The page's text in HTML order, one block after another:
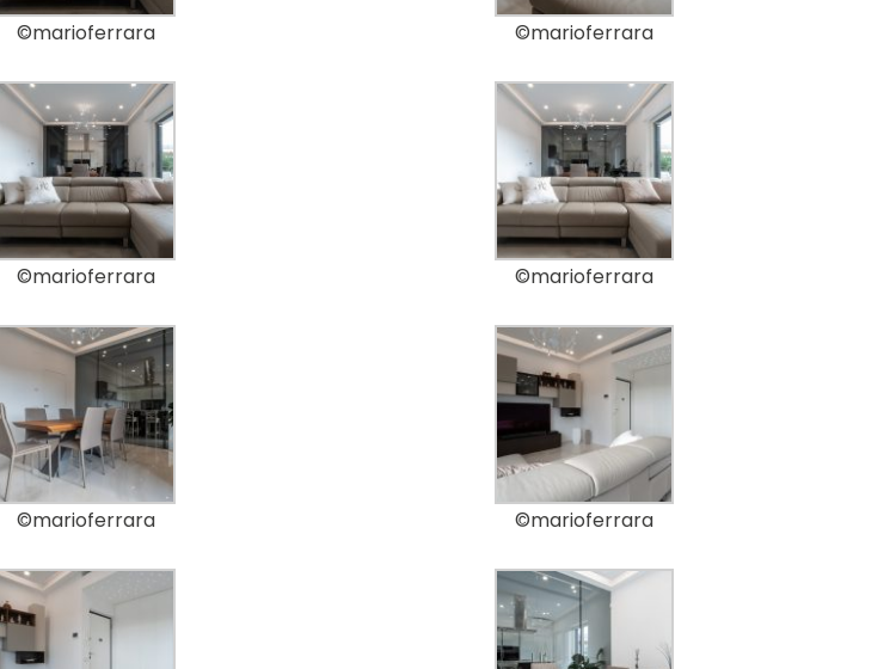
©marioferrara ©marioferrara
©marioferrara ©marioferrara
©marioferrara ©marioferrara